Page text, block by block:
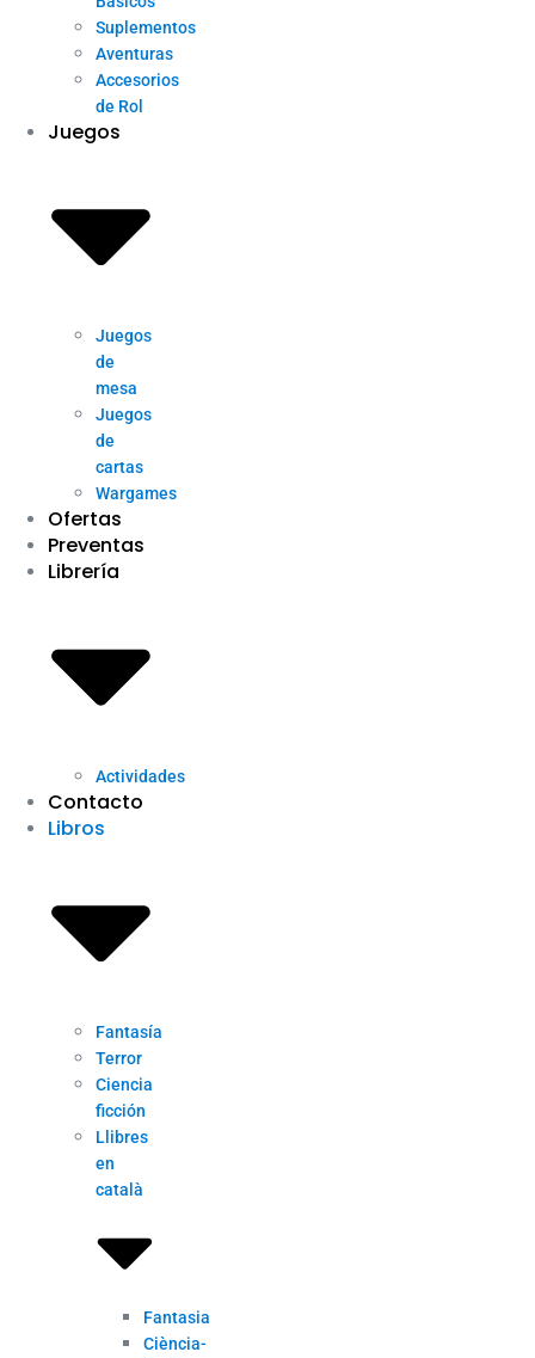
Suplementos
Aventuras
Accesorios
de Rol
Juegos
Juegos
de
mesa
Juegos
de
cartas
Wargames
Ofertas
Preventas
Librería
Actividades
Contacto
Libros
Fantasía
Terror
Ciencia
ficción
Llibres
en
català
Fantasia
Ciència-